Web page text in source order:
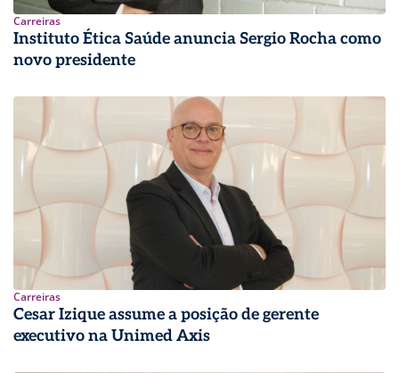
Carreiras
Instituto Ética Saúde anuncia Sergio Rocha como
novo presidente
Carreiras
Cesar Izique assume a posição de gerente
executivo na Unimed Axis